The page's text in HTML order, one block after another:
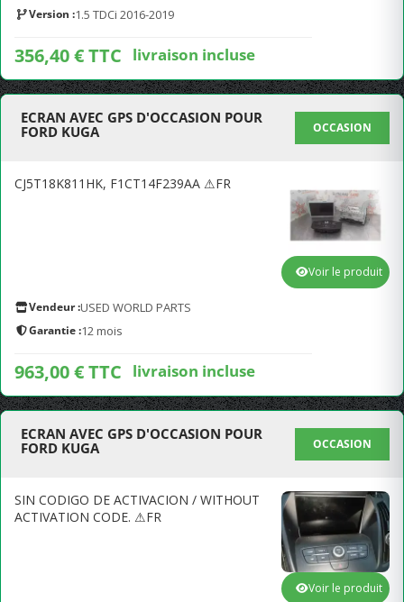
Version :1.5 TDCi 2016-2019
356,40 € TTC livraison incluse
ECRAN AVEC GPS D'OCCASION POUR
FORD KUGA
OCCASION
CJ5T18K811HK, F1CT14F239AA ⚠FR
Vendeur :USED WORLD PARTS
Garantie :12 mois
963,00 € TTC livraison incluse
Voir le produit
ECRAN AVEC GPS D'OCCASION POUR
FORD KUGA
OCCASION
SIN CODIGO DE ACTIVACION / WITHOUT
ACTIVATION CODE. ⚠FR
Voir le produit